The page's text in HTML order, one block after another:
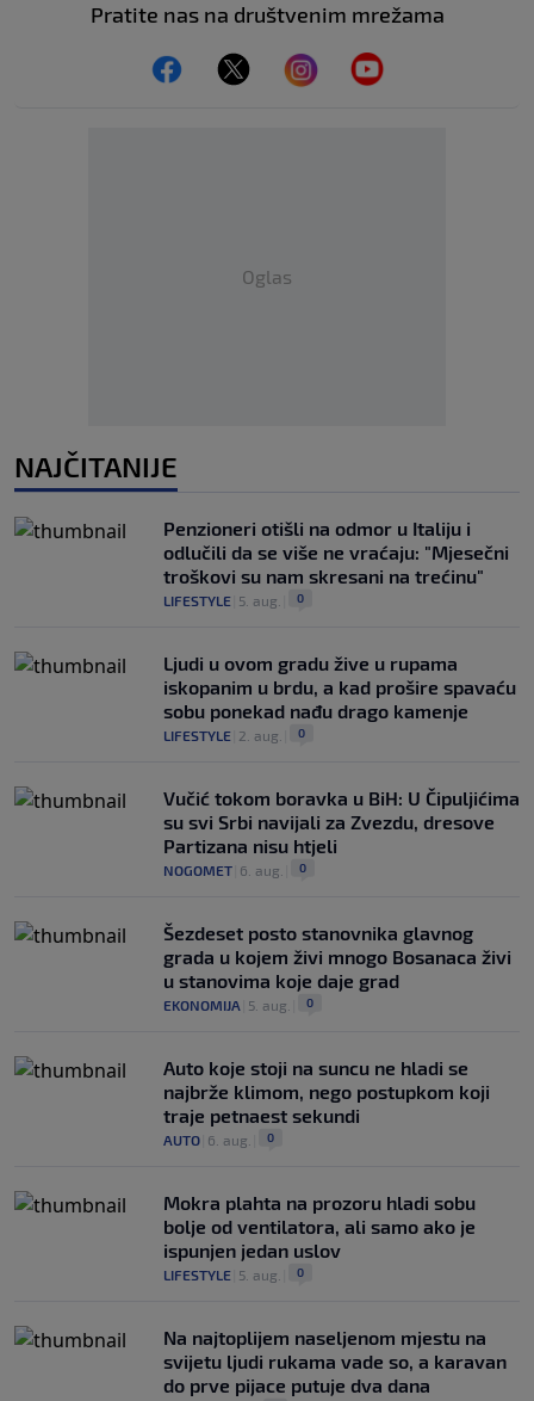
Pratite nas na društvenim mrežama
Oglas
NAJČITANIJE
Penzioneri otišli na odmor u Italiju i
odlučili da se više ne vraćaju: "Mjesečni
troškovi su nam skresani na trećinu"
LIFESTYLE 5. aug. 0
Ljudi u ovom gradu žive u rupama
iskopanim u brdu, a kad prošire spavaću
sobu ponekad nađu drago kamenje
LIFESTYLE 2. aug. 0
Vučić tokom boravka u BiH: U Čipuljićima
su svi Srbi navijali za Zvezdu, dresove
Partizana nisu htjeli
NOGOMET 6. aug. 0
Šezdeset posto stanovnika glavnog
grada u kojem živi mnogo Bosanaca živi
u stanovima koje daje grad
EKONOMIJA 5. aug. 0
Auto koje stoji na suncu ne hladi se
najbrže klimom, nego postupkom koji
traje petnaest sekundi
AUTO 6. aug. 0
Mokra plahta na prozoru hladi sobu
bolje od ventilatora, ali samo ako je
ispunjen jedan uslov
LIFESTYLE 5. aug. 0
Na najtoplijem naseljenom mjestu na
svijetu ljudi rukama vade so, a karavan
do prve pijace putuje dva dana